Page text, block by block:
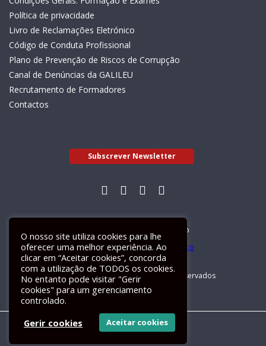
Política de privacidade
Livro de Reclamações Eletrónico
Código de Conduta Profissional
Plano de Prevenção de Riscos de Corrupção
Canal de Denúncias da GALILEU
Recrutamento de Formadores
Contactos
Subscrever Newsletter
Livro de Reclamações Electrónico
GALILEU 2026 © Todos os direitos reservados
Um siteActiveMedia
O nosso site utiliza cookies para lhe
oferecer uma melhor experiência. Ao
clicar em “Aceitar cookies”, concorda
com a utilização de TODOS os cookies.
No entanto pode visitar "Gerir
cookies" para um gerenciamento
controlado.
Gerir cookies
Aceitar cookies